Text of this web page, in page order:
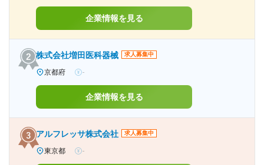
企業情報を見る
株式会社増田医科器械 求人募集中
京都府 -
企業情報を見る
アルフレッサ株式会社 求人募集中
東京都 -